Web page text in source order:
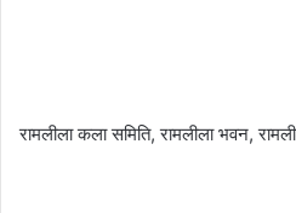
रामलीला कला समिति, रामलीला भवन,